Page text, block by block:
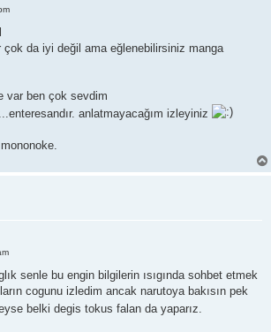
da iyi değil ama eğlenebilirsiniz manga
var ben çok sevdim
anlatmayacağım izleyiniz
senle bu engin bilgilerin ısıgında sohbet etmek
cogunu izledim ancak narutoya bakısın pek
belki degis tokus falan da yaparız.